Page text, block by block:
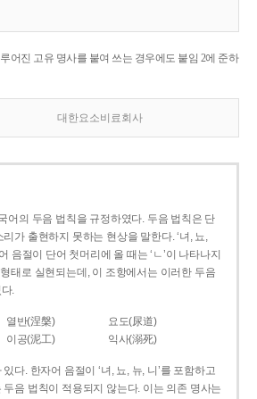
어진 고유 명사를 붙여 쓰는 경우에도 붙임 2에 준하
대한요소비료회사
어의 두음 법칙을 규정하였다. 두음 법칙은 단
가 출현하지 못하는 현상을 말한다. ‘녀, 뇨,
음절이 단어 첫머리에 올 때는 ‘ㄴ’이 나타나지
형태로 실현되는데, 이 조항에서는 이러한 두음
.
열반(涅槃)
요도(尿道)
이공(泥工) 익사(溺死)
다. 한자어 음절이 ‘녀, 뇨, 뉴, 니’를 포함하고
음 법칙이 적용되지 않는다. 이는 의존 명사는